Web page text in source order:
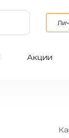
Акции